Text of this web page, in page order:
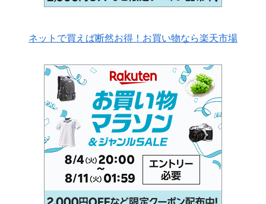
ネットで買えば断然お得！お買い物なら楽天市場